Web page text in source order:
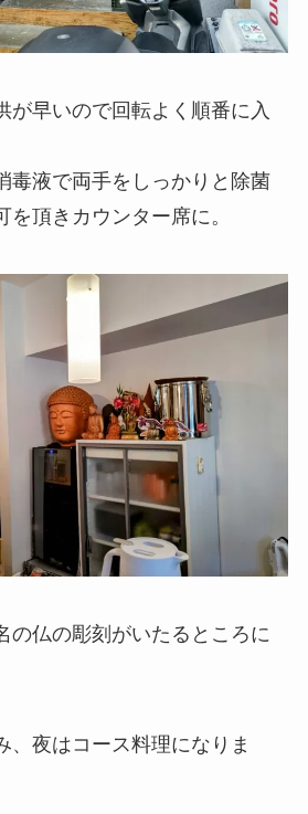
が早いので回転よく順番に入
毒液で両手をしっかりと除菌
を頂きカウンター席に。
の仏の彫刻がいたるところに
、夜はコース料理になりま